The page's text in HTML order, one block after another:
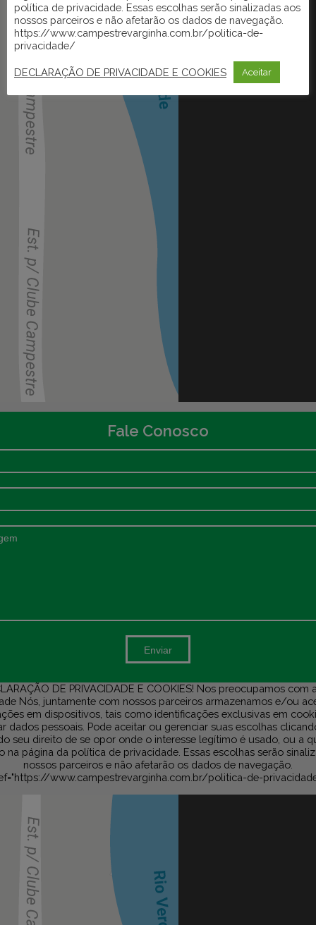
Fale Conosco
Enviar
DE PRIVACIDADE E COOKIES! Nos preocupamos com
Nós, juntamente com nossos parceiros armazenamos e/ou
em dispositivos, tais como identificações exclusivas em
dados pessoais. Pode aceitar ou gerenciar suas escolhas
seu direito de se opor onde o interesse legítimo é usado, ou a
na página da política de privacidade. Essas escolhas serão
nossos parceiros e não afetarão os dados de navegação.
www.campestrevarginha.com.br/politica-de-
política de privacidade. Essas escolhas serão sinalizadas aos
nossos parceiros e não afetarão os dados de navegação.
https://www.campestrevarginha.com.br/politica-de-
privacidade/
DECLARAÇÃO DE PRIVACIDADE E COOKIES Aceitar